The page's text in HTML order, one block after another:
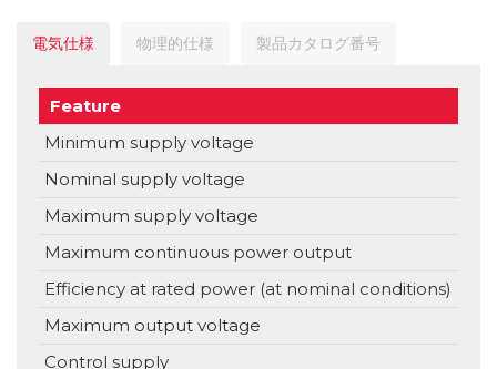
電気仕様 物理的仕様 製品カタログ番号
Feature
Minimum supply voltage
Nominal supply voltage
Maximum supply voltage
Maximum continuous power output
Efficiency at rated power (at nominal conditions)
Maximum output voltage
Control supply